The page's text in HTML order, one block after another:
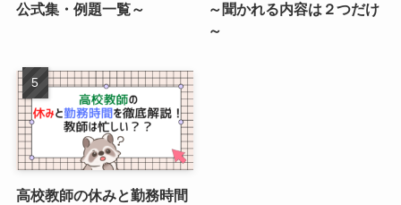
公式集・例題一覧～
～聞かれる内容は２つだけ
～
高校教師の休みと勤務時間